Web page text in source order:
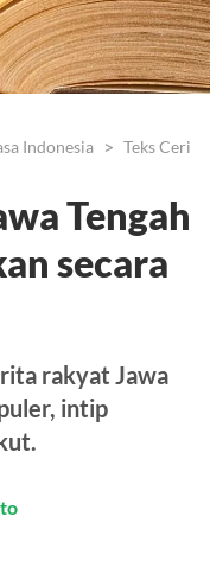
Indonesia Teks Cerita
Tengah
secara
rakyat Jawa
intip